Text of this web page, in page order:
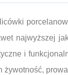
najwyższej
i
żywotność,